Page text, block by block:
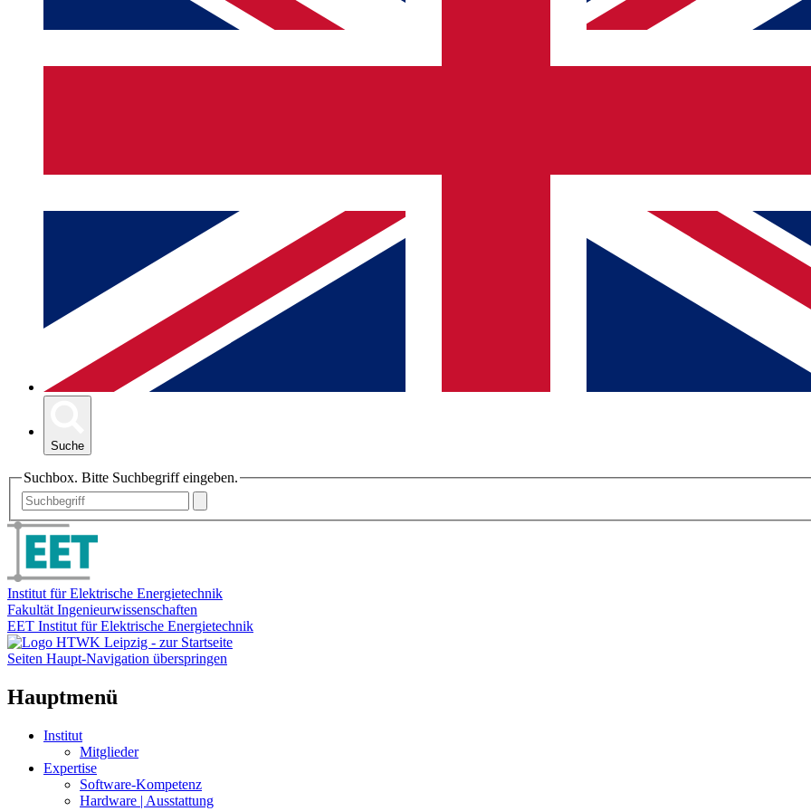
Suche
Suchbox. Bitte Suchbegriff eingeben.
Institut für Elektrische Energietechnik
Fakultät Ingenieurwissenschaften
EET Institut für Elektrische Energietechnik
Seiten Haupt-Navigation überspringen
Hauptmenü
Institut
Mitglieder
Expertise
Software-Kompetenz
Hardware | Ausstattung